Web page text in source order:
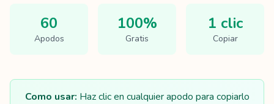
60
Apodos
100%
Gratis
1 clic
Copiar
Como usar: Haz clic en cualquier apodo para copiarlo